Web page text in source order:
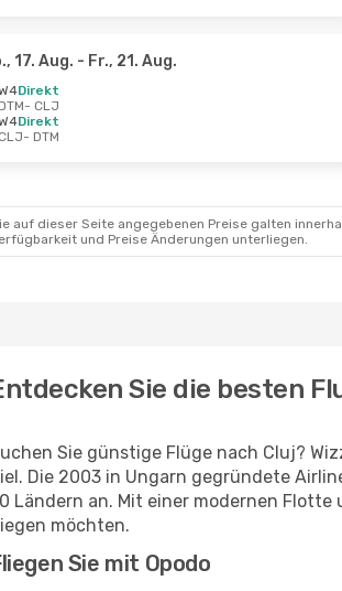
17. Aug. - Fr., 21. Aug.
Direkt
DTM- CLJ
Direkt
CLJ- DTM
auf dieser Seite angegebenen Preise galten
und Preise Änderungen unterliegen.
Sie die besten
Sie günstige Flüge nach Cluj?
Die 2003 in Ungarn gegründete
Ländern an. Mit einer modernen
möchten.
Sie mit Opodo